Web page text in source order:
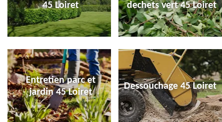
45 Loiret
dechets vert 45 Loiret
Entretien parc et
jardin 45 Loiret
Dessouchage 45 Loiret